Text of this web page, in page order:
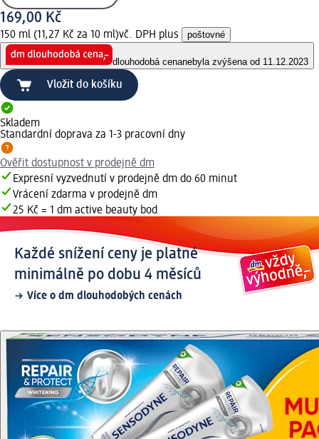
169,00 Kč
150 ml (11,27 Kč za 10 ml)vč. DPH plus poštovné
dlouhodobá cenanebyla zvýšena od 11.12.2023
Vložit do košíku
Skladem
Standardní doprava za 1-3 pracovní dny
Ověřit dostupnost v prodejně dm
Expresní vyzvednutí v prodejně dm do 60 minut
Vrácení zdarma v prodejně dm
25 Kč = 1 dm active beauty bod
Každé snížení ceny je platné
minimálně po dobu 4 měsíců
Více o dm dlouhodobých cenách